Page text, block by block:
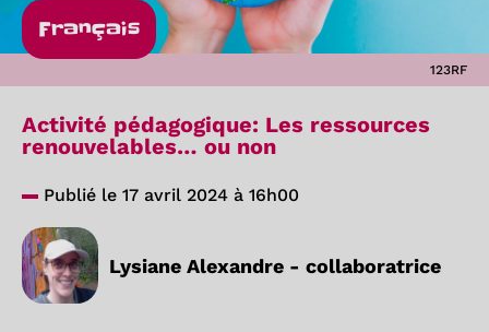
Français
123RF
Activité pédagogique: Les ressources
renouvelables… ou non
Publié le 17 avril 2024 à 16h00
Lysiane Alexandre - collaboratrice